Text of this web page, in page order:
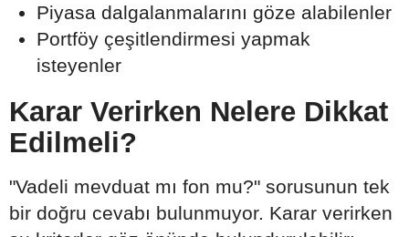
Piyasa dalgalanmalarını göze alabilenler
Portföy çeşitlendirmesi yapmak
isteyenler
Karar Verirken Nelere Dikkat
Edilmeli?
"Vadeli mevduat mı fon mu?" sorusunun tek
bir doğru cevabı bulunmuyor. Karar verirken